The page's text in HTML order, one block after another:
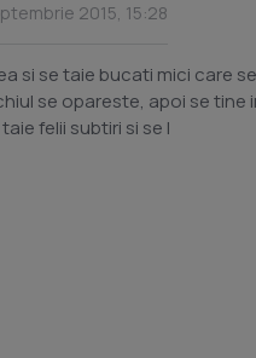
2015, 15:28
si se taie bucati mici care
se opareste, apoi se tine
felii subtiri si se l